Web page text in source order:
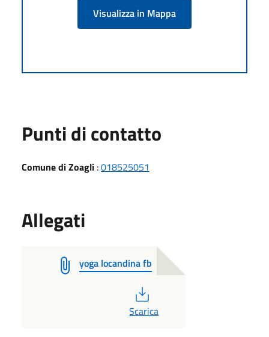
Visualizza in Mappa
Punti di contatto
Comune di Zoagli :018525051
Allegati
yoga locandina fb
Scarica